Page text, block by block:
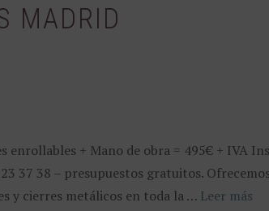
MADRID
+ Mano de obra = 495€ + IVA
37 38 – presupuestos gratuitos.
y cierres metálicos en toda la … Leer más